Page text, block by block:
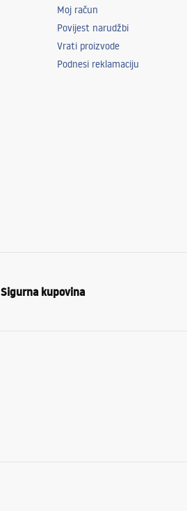
Moj račun
Povijest narudžbi
Vrati proizvode
Podnesi reklamaciju
Sigurna kupovina